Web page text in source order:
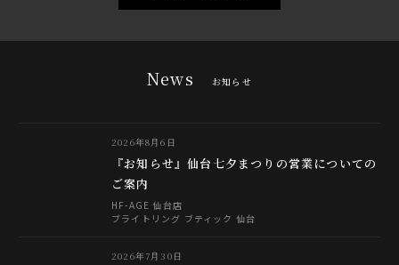
News お知らせ
2026年8月6日
『お知らせ』仙台七夕まつりの営業についての
ご案内
HF-AGE 仙台店
ブライトリング ブティック 仙台
2026年7月30日